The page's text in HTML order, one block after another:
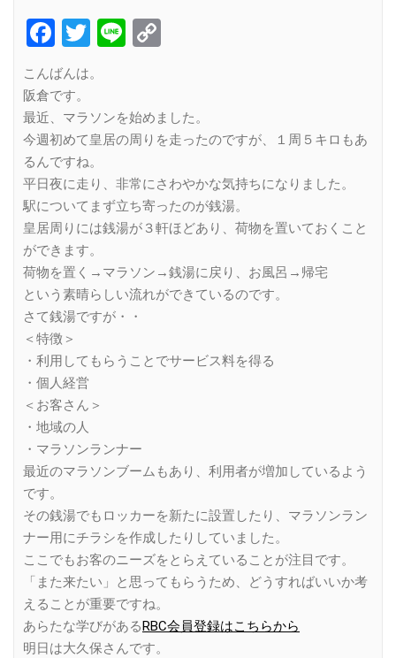
Facebook
Twitter
Line
こんばんは。
阪倉です。
最近、マラソンを始めました。
今週初めて皇居の周りを走ったのですが、１周５キロもあ
るんですね。
平日夜に走り、非常にさわやかな気持ちになりました。
駅についてまず立ち寄ったのが銭湯。
皇居周りには銭湯が３軒ほどあり、荷物を置いておくこと
ができます。
荷物を置く→マラソン→銭湯に戻り、お風呂→帰宅
という素晴らしい流れができているのです。
さて銭湯ですが・・
＜特徴＞
・利用してもらうことでサービス料を得る
・個人経営
＜お客さん＞
・地域の人
・マラソンランナー
最近のマラソンブームもあり、利用者が増加しているよう
です。
その銭湯でもロッカーを新たに設置したり、マラソンラン
ナー用にチラシを作成したりしていました。
ここでもお客のニーズをとらえていることが注目です。
「また来たい」と思ってもらうため、どうすればいいか考
えることが重要ですね。
あらたな学びがあるRBC会員登録はこちらから
明日は大久保さんです。